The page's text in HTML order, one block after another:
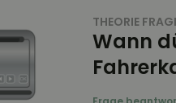
THEORIE
Wann